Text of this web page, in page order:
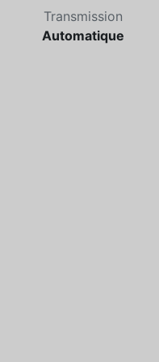
Transmission
Automatique